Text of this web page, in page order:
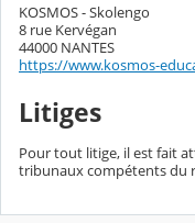
KOSMOS - Skolengo
8 rue Kervégan
44000 NANTES
https://www.kosmos-
Litiges
Pour tout litige, il est fait
tribunaux compétents du